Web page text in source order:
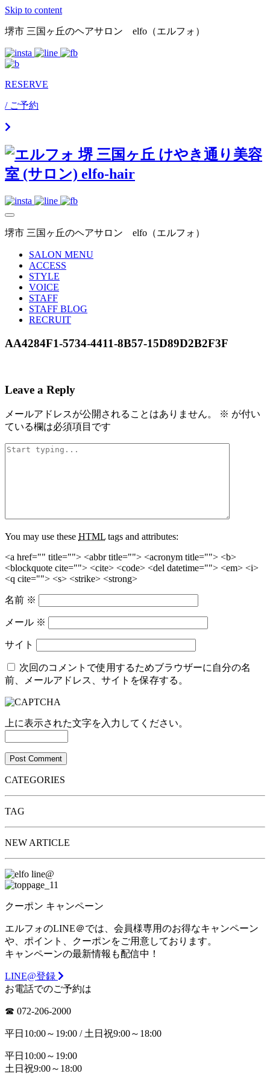
Skip to content
堺市 三国ヶ丘のヘアサロン elfo（エルフォ）
RESERVE
/ ご予約
堺市 三国ヶ丘のヘアサロン elfo（エルフォ）
SALON MENU
ACCESS
STYLE
VOICE
STAFF
STAFF BLOG
RECRUIT
AA4284F1-5734-4411-8B57-15D89D2B2F3F
Leave a Reply
メールアドレスが公開されることはありません。 ※ が付い
ている欄は必須項目です
You may use these HTML tags and attributes:
<a href="" title=""> <abbr title=""> <acronym title=""> <b>
<blockquote cite=""> <cite> <code> <del datetime=""> <em> <i>
<q cite=""> <s> <strike> <strong>
名前 ※
メール ※
サイト
次回のコメントで使用するためブラウザーに自分の名
前、メールアドレス、サイトを保存する。
上に表示された文字を入力してください。
CATEGORIES
TAG
NEW ARTICLE
クーポン キャンペーン
エルフォのLINE＠では、会員様専用のお得なキャンペーン
や、ポイント、クーポンをご用意しております。
キャンペーンの最新情報も配信中！
LINE@登録
お電話でのご予約は
☎︎ 072-206-2000
平日10:00～19:00 / 土日祝9:00～18:00
平日10:00～19:00
土日祝9:00～18:00